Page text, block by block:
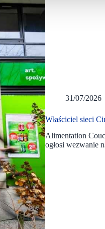
31/07/2026
Właściciel sieci
Alimentation
ogłosi wezwanie